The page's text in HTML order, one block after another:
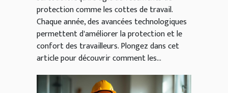
protection comme les cottes de travail.
Chaque année, des avancées technologiques
permettent d'améliorer la protection et le
confort des travailleurs. Plongez dans cet
article pour découvrir comment les...